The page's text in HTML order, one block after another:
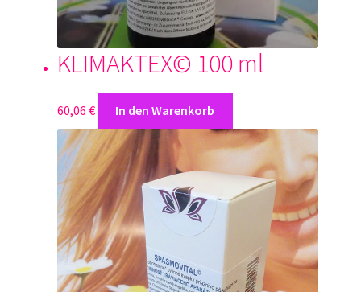
KLIMAKTEX© 100 ml
60,06 € In den Warenkorb